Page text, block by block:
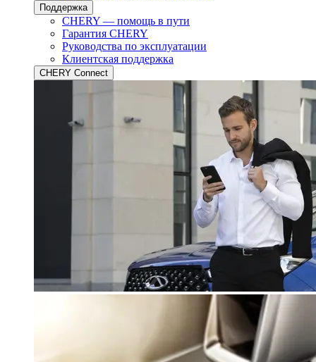
Поддержка
CHERY — помощь в пути
Гарантия CHERY
Руководства по эксплуатации
Клиентская поддержка
CHERY Connect